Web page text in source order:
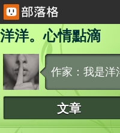
洋洋。心情點滴
作家：我是洋
文章